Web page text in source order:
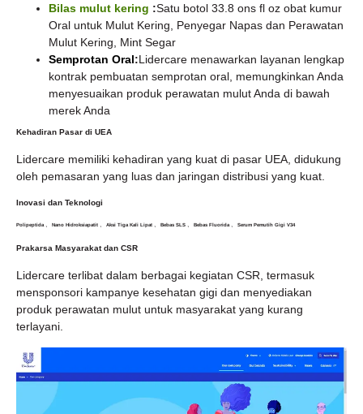
Bilas mulut kering :Satu botol 33.8 ons fl oz obat kumur
Oral untuk Mulut Kering, Penyegar Napas dan Perawatan
Mulut Kering, Mint Segar
Semprotan Oral:Lidercare menawarkan layanan lengkap
kontrak pembuatan semprotan oral, memungkinkan Anda
menyesuaikan produk perawatan mulut Anda di bawah
merek Anda
Kehadiran Pasar di UEA
Lidercare memiliki kehadiran yang kuat di pasar UEA, didukung
oleh pemasaran yang luas dan jaringan distribusi yang kuat.
Inovasi dan Teknologi
Polipeptida 、 Nano Hidroksiapatit 、 Aksi Tiga Kali Lipat 、 Bebas SLS 、 Bebas Fluorida 、 Serum Pemutih Gigi V34
Prakarsa Masyarakat dan CSR
Lidercare terlibat dalam berbagai kegiatan CSR, termasuk
mensponsori kampanye kesehatan gigi dan menyediakan
produk perawatan mulut untuk masyarakat yang kurang
terlayani.